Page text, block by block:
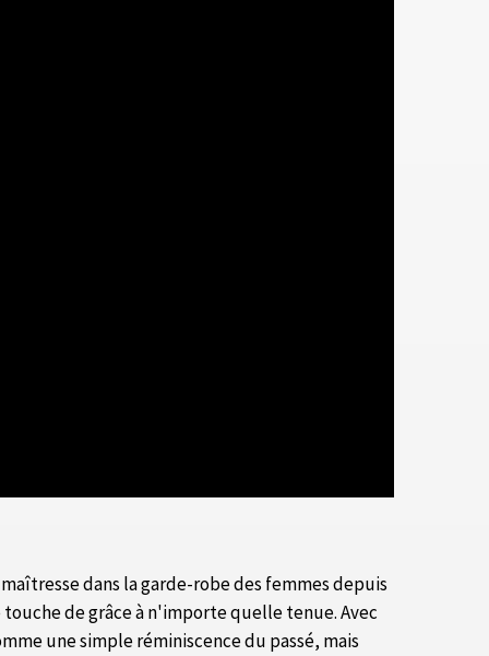
dans la garde-robe des femmes depuis
de grâce à n'importe quelle tenue. Avec
une simple réminiscence du passé, mais